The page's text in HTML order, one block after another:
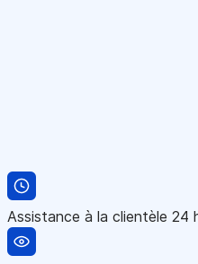
Assistance à la clientèle 24